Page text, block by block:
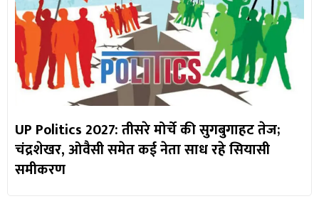
UP Politics 2027: तीसरे मोर्चे की सुगबुगाहट तेज;
चंद्रशेखर, ओवैसी समेत कई नेता साध रहे सियासी
समीकरण